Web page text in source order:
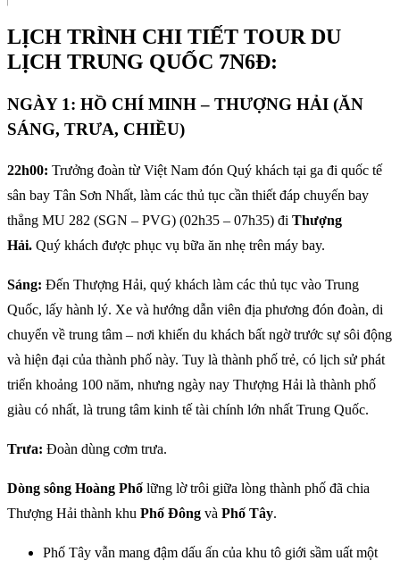
LỊCH TRÌNH CHI TIẾT TOUR DU
LỊCH TRUNG QUỐC 7N6Đ:
NGÀY 1: HỒ CHÍ MINH – THƯỢNG HẢI (ĂN
SÁNG, TRƯA, CHIỀU)
22h00: Trưởng đoàn từ Việt Nam đón Quý khách tại ga đi quốc tế
sân bay Tân Sơn Nhất, làm các thủ tục cần thiết đáp chuyến bay
thẳng MU 282 (SGN – PVG) (02h35 – 07h35) đi Thượng
Hải. Quý khách được phục vụ bữa ăn nhẹ trên máy bay.
Sáng: Đến Thượng Hải, quý khách làm các thủ tục vào Trung
Quốc, lấy hành lý. Xe và hướng dẫn viên địa phương đón đoàn, di
chuyển về trung tâm – nơi khiến du khách bất ngờ trước sự sôi động
và hiện đại của thành phố này. Tuy là thành phố trẻ, có lịch sử phát
triển khoảng 100 năm, nhưng ngày nay Thượng Hải là thành phố
giàu có nhất, là trung tâm kinh tế tài chính lớn nhất Trung Quốc.
Trưa: Đoàn dùng cơm trưa.
Dòng sông Hoàng Phố lững lờ trôi giữa lòng thành phố đã chia
Thượng Hải thành khu Phố Đông và Phố Tây.
Phố Tây vẫn mang đậm dấu ấn của khu tô giới sầm uất một